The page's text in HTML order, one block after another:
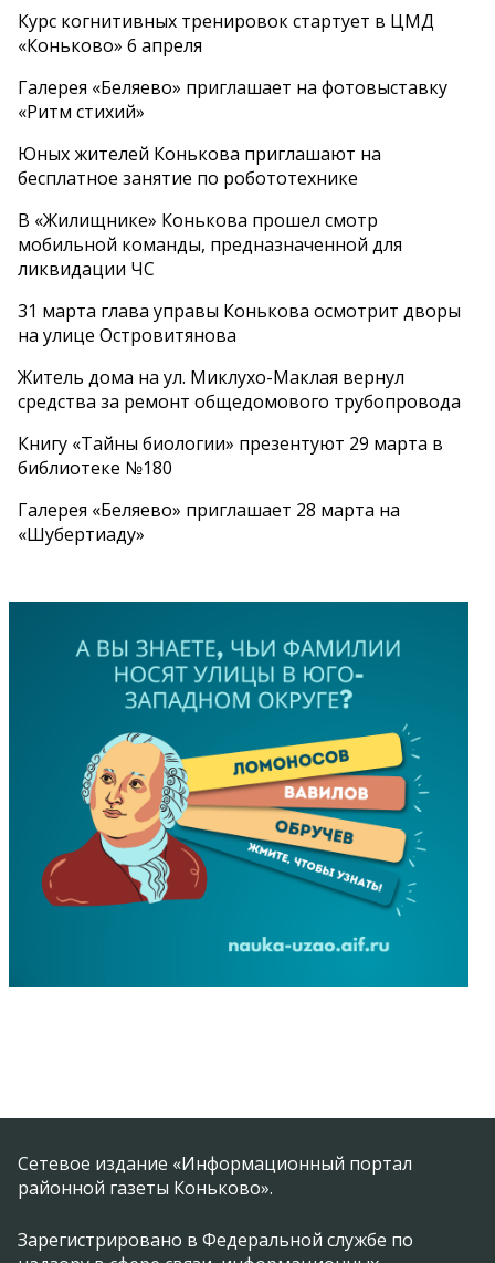
Курс когнитивных тренировок стартует в ЦМД
«Коньково» 6 апреля
Галерея «Беляево» приглашает на фотовыставку
«Ритм стихий»
Юных жителей Конькова приглашают на
бесплатное занятие по робототехнике
В «Жилищнике» Конькова прошел смотр
мобильной команды, предназначенной для
ликвидации ЧС
31 марта глава управы Конькова осмотрит дворы
на улице Островитянова
Житель дома на ул. Миклухо-Маклая вернул
средства за ремонт общедомового трубопровода
Книгу «Тайны биологии» презентуют 29 марта в
библиотеке №180
Галерея «Беляево» приглашает 28 марта на
«Шубертиаду»
Сетевое издание «Информационный портал
районной газеты Коньково».
Зарегистрировано в Федеральной службе по